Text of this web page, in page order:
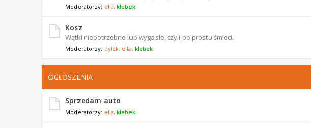
Moderatorzy: ella, klebek
Kosz
Wątki niepotrzebne lub wygasłe, czyli po prostu śmieci.
Moderatorzy: dylek, ella, klebek
OGŁOSZENIA
Sprzedam auto
Moderatorzy: ella, klebek